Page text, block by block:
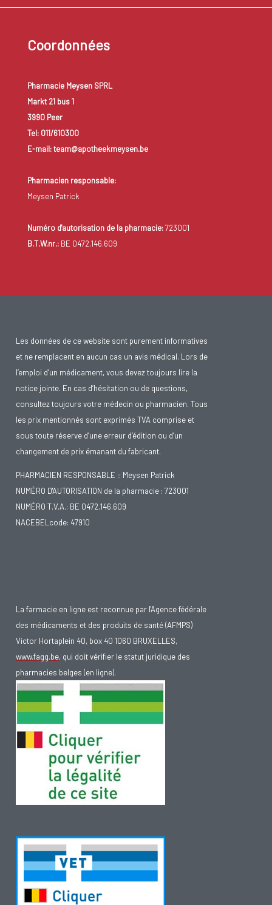
Coordonnées
Pharmacie Meysen SPRL
Markt 21 bus 1
3990 Peer
Tel: 011/610300
E-mail: team@apotheekmeysen.be
Pharmacien responsable:
Meysen Patrick
Numéro d'autorisation de la pharmacie:723001
B.T.W.nr.:BE 0472.146.609
Les données de ce website sont purement informatives
et ne remplacent en aucun cas un avis médical. Lors de
l’emploi d’un médicament, vous devez toujours lire la
notice jointe. En cas d’hésitation ou de questions,
consultez toujours votre médecin ou pharmacien. Tous
les prix mentionnés sont exprimés TVA comprise et
sous toute réserve d’une erreur d’édition ou d’un
changement de prix émanant du fabricant.
PHARMACIEN RESPONSABLE :: Meysen Patrick
NUMÉRO D'AUTORISATION de la pharmacie : 723001
NUMÉRO T.V.A.: BE 0472.146.609
NACEBELcode: 47910
La farmacie en ligne est reconnue par l'Agence fédérale
des médicaments et des produits de santé (AFMPS)
Victor Hortaplein 40, box 40 1060 BRUXELLES,
www.fagg.be, qui doit vérifier le statut juridique des
pharmacies belges (en ligne).